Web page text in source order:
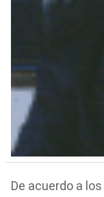
De acuerdo a